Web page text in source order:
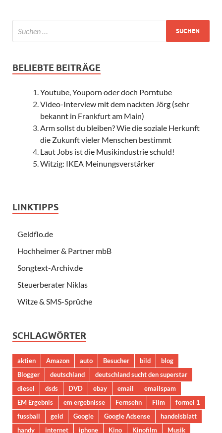
BELIEBTE BEITRÄGE
Youtube, Youporn oder doch Porntube
Video-Interview mit dem nackten Jörg (sehr
bekannt in Frankfurt am Main)
Arm sollst du bleiben? Wie die soziale Herkunft
die Zukunft vieler Menschen bestimmt
Laut Jobs ist die Musikindustrie schuld!
Witzig: IKEA Meinungsverstärker
LINKTIPPS
Geldflo.de
Hochheimer & Partner mbB
Songtext-Archiv.de
Steuerberater Niklas
Witze & SMS-Sprüche
SCHLAGWÖRTER
aktien Amazon auto Besucher bild
blog
Blogger
deutschland
deutschland sucht den superstar
diesel
dsds DVD ebay email
emailspam
EM Ergebnis
em ergebnisse Fernsehn Film
formel 1
fussball
geld Google Google Adsense
handelsblatt
handy
internet iphone Kino Kinofilm Musik